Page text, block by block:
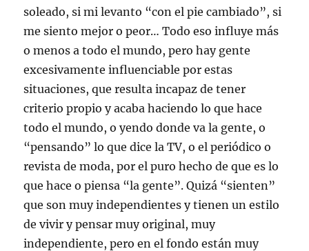
soleado, si mi levanto “con el pie cambiado”, si
me siento mejor o peor… Todo eso influye más
o menos a todo el mundo, pero hay gente
excesivamente influenciable por estas
situaciones, que resulta incapaz de tener
criterio propio y acaba haciendo lo que hace
todo el mundo, o yendo donde va la gente, o
“pensando” lo que dice la TV, o el periódico o
revista de moda, por el puro hecho de que es lo
que hace o piensa “la gente”. Quizá “sienten”
que son muy independientes y tienen un estilo
de vivir y pensar muy original, muy
independiente, pero en el fondo están muy